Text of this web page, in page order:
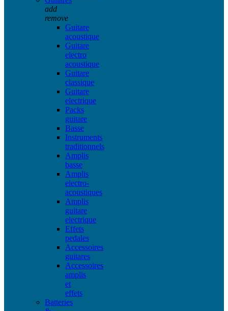
add
remove
Guitare
acoustique
Guitare
electro
acoustique
Guitare
classique
Guitare
electrique
Packs
guitare
Basse
Instruments
traditionnels
Amplis
basse
Amplis
electro-
acoustiques
Amplis
guitare
electrique
Effets
pedales
Accessoires
guitares
Accessoires
amplis
et
effets
Batteries